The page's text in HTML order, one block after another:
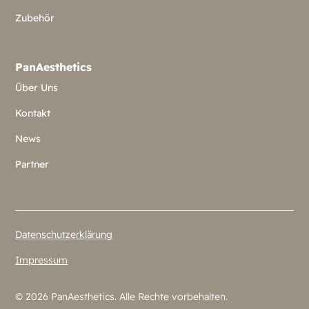
Zubehör
PanAesthetics
Über Uns
Kontakt
News
Partner
© 2026 PanAesthetics. Alle Rechte vorbehalten.
Datenschutzerklärung
Impressum